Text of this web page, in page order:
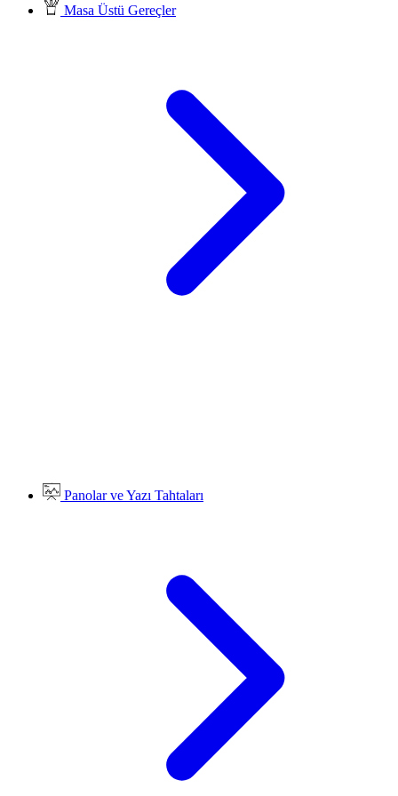
Masa Üstü Gereçler
Panolar ve Yazı Tahtaları